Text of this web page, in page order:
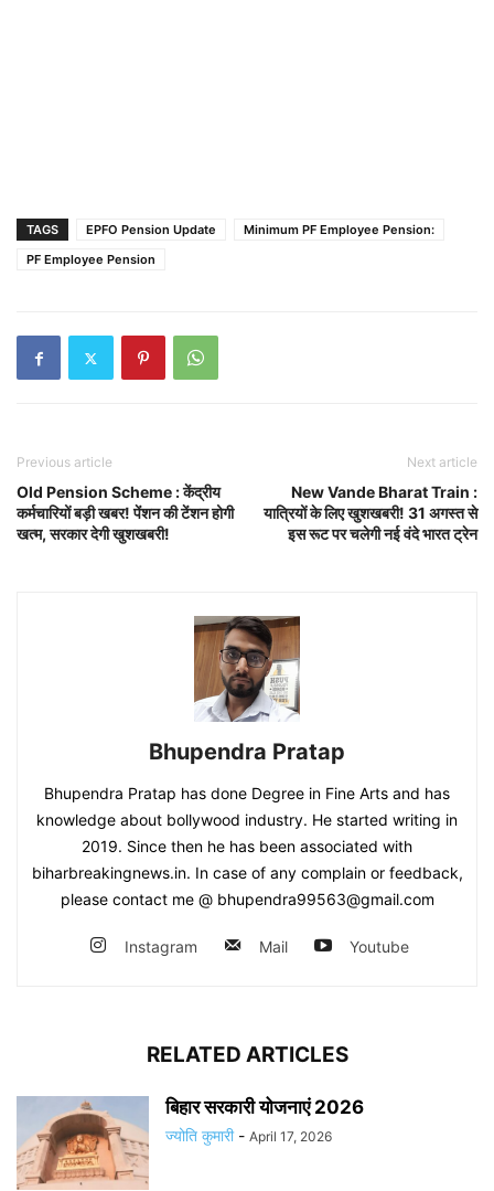
TAGS EPFO Pension Update
Minimum PF Employee Pension:
PF Employee Pension
Previous article
Old Pension Scheme : केंद्रीय
कर्मचारियों बड़ी खबर! पेंशन की टेंशन होगी
खत्म, सरकार देगी खुशखबरी!
Next article
New Vande Bharat Train :
यात्रियों के लिए खुशखबरी! 31 अगस्त से
इस रूट पर चलेगी नई वंदे भारत ट्रेन
Bhupendra Pratap
Bhupendra Pratap has done Degree in Fine Arts and has
knowledge about bollywood industry. He started writing in
2019. Since then he has been associated with
biharbreakingnews.in. In case of any complain or feedback,
please contact me @ bhupendra99563@gmail.com
Instagram Mail Youtube
RELATED ARTICLES
बिहार सरकारी योजनाएं 2026
ज्योति कुमारी - April 17, 2026